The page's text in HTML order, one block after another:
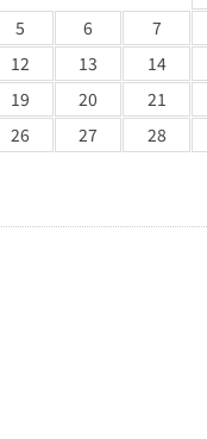
5 6 7
12 13 14
19 20 21
26 27 28